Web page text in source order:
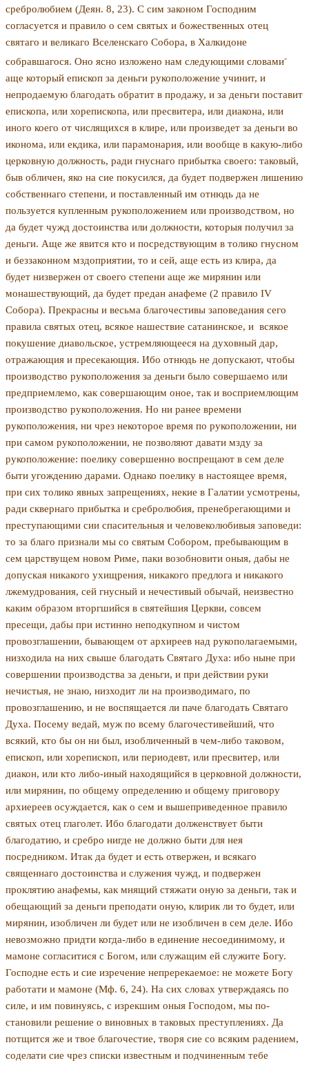
сребролюбием (Деян. 8, 23). С сим законом Господним
согласуется и правило о сем святых и бо­жественных отец
святаго и великаго Вселенскаго Со­бора, в Халкидоне
собравшагося. Оно ясно изложено нам следующими словами-
аще который епископ за деньги рукоположение учинит, и
непродаемую благо­дать обратит в продажу, и за деньги поставит
еписко­па, или хорепископа, или пресвитера, или диакона, или
иного коего от числящихся в клире, или произве­дет за деньги во
иконома, или екдика, или парамонария, или вообще в какую-либо
церковную должность, ради гнуснаго прибытка своего: таковый,
быв обли­чен, яко на сие покусился, да будет подвержен лише­нию
собственнаго степени, и поставленный им отнюдь да не
пользуется купленным рукоположением или производством, но
да будет чужд достоинства или должности, которыя получил за
деньги. Аще же явит­ся кто и посредствующим в толико гнусном
и безза­конном мздоприятии, то и сей, аще есть из клира, да
будет низвержен от своего степени аще же мирянин или
монашествующий, да будет предан анафеме (2 правило IV
Собора). Прекрасны и весьма благочести­вы заповедания сего
правила святых отец, всякое на­шествие сатанинское, и всякое
покушение диавольское, устремляющееся на духовный дар,
отражающия и пресекающия. Ибо отнюдь не допускают, чтобы
производство рукоположения за деньги было совер­шаемо или
предприемлемо, как совершающим оное, так и восприемлющим
производство рукоположения. Но ни ранее времени
рукоположения, ни чрез некото­рое время по рукоположении, ни
при самом рукопо­ложении, не позволяют давати мзду за
рукоположе­ние: поелику совершенно воспрещают в сем деле
быти угождению дарами. Однако поелику в настоящее вре­мя,
при сих толико явных запрещениях, некие в Гала­тии усмотрены,
ради сквернаго прибытка и сребролю­бия, пренебрегающими и
преступающими сии спасительныя и человеколюбивыя заповеди:
то за благо признали мы со святым Собором, пребывающим в
сем царствущем новом Риме, паки возобновити оныя, да­бы не
допуская никакого ухищрения, никакого пред­лога и никакого
лжемудрования, сей гнусный и нечес­тивый обычай, неизвестно
каким образом вторгшийся в святейшия Церкви, совсем
пресещи, дабы при ис­тинно неподкупном и чистом
провозглашении, бы­вающем от архиреев над рукополагаемыми,
низходила на них свыше благодать Святаго Духа: ибо ныне при
совершении производства за деньги, и при действии руки
нечистыя, не знаю, низходит ли на производимаго, по
провозглашению, и не воспящается ли паче бла­годать Святаго
Духа. Посему ведай, муж по всему благочестивейший, что
всякий, кто бы он ни был, изо­бличенный в чем-либо таковом,
епископ, или хорепископ, или периодевт, или пресвитер, или
диакон, или кто либо-иный находящийся в церковной должности,
или мирянин, по общему определению и общему при­говору
архиереев осуждается, как о сем и вышеприведенное правило
святых отец глаголет. Ибо благодати долженствует быти
благодатию, и сребро нигде не должно быти для нея
посредником. Итак да будет и есть отвержен, и всякаго
священнаго достоинства и служения чужд, и подвержен
проклятию анафемы, как мнящий стяжати оную за деньги, так и
обещающий за деньги преподати оную, клирик ли то будет, или
ми­рянин, изобличен ли будет или не изобличен в сем де­ле. Ибо
невозможно придти когда-либо в единение не­соединимому, и
мамоне согласитися с Богом, или служащим ей служите Богу.
Господне есть и сие изре­чение непререкаемое: не можете Богу
работати и ма­моне (Мф. 6, 24). На сих словах утверждаясь по
силе, и им повинуясь, с изрекшим оныя Господом, мы по­
становили решение о виновных в таковых преступле­ниях. Да
потщится же и твое благочестие, творя сие со всяким радением,
соделати сие чрез списки известным и подчиненным тебе